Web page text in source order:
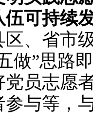
可持续
、省市
做”思路
员志愿
与等，